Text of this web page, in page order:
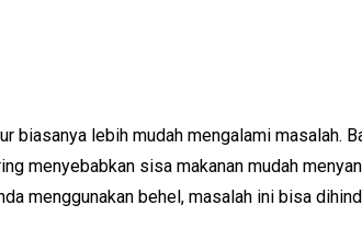
lebih mudah mengalami masalah.
menyebabkan sisa makanan mudah
menggunakan behel, masalah ini bisa